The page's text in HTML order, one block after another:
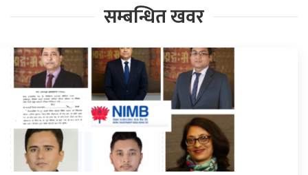
सम्बन्धित खवर